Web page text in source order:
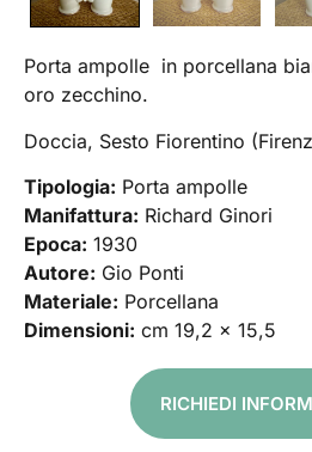
Porta ampolle in porcellana
oro zecchino.
Doccia, Sesto Fiorentino
Tipologia: Porta ampolle
Manifattura: Richard Ginori
Epoca: 1930
Autore: Gio Ponti
Materiale: Porcellana
Dimensioni: cm 19,2 x 15,5
RICHIEDI